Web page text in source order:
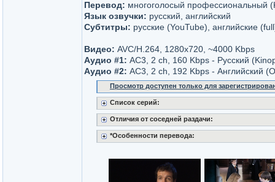
Перевод: многоголосый профессиональный
Язык озвучки: русский, английский
Субтитры: русские (YouTube), английские
Видео: AVC/H.264, 1280x720, ~4000 Kbps
Аудио #1: AC3, 2 ch, 160 Kbps - Русский
Аудио #2: AC3, 2 ch, 192 Kbps - Английский
Просмотр доступен только для
Список серий:
Отличия от соседней раздачи:
*Особенности перевода: